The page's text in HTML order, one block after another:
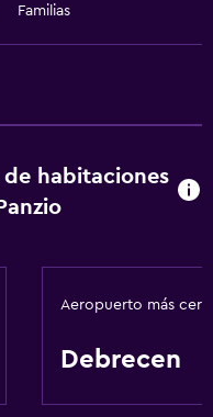
Familias
habitaciones
Aeropuerto más
Debrecen